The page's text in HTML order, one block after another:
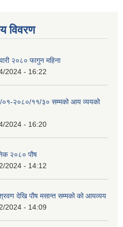
विवरण
२०८० फागुन महिना
2024 - 16:22
२०८०/११/३० सम्मको आय व्ययको
2024 - 16:20
२०८० पौष
2024 - 14:12
देखि पौष मसान्त सम्मको को आयव्यय
2024 - 14:09